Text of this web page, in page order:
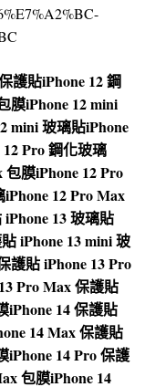
護貼iPhone 12 鋼
膜iPhone 12 mini
mini 玻璃貼iPhone
12 Pro 鋼化玻璃
包膜iPhone 12 Pro
iPhone 12 Pro Max
iPhone 13 玻璃貼
iPhone 13 mini 玻
護貼iPhone 13 Pro
Pro Max 保護貼
iPhone 14 保護貼
14 Max 保護貼
iPhone 14 Pro 保護
包膜iPhone 14